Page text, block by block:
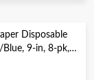
Disposable
Blue, 9-in, 8-pk,